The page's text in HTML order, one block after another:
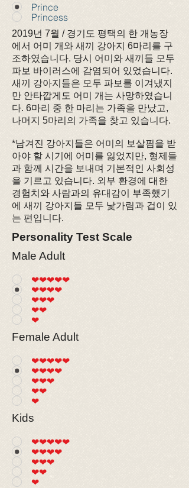
Prince
Princess
Male Adult
Personality Test Scale
Female Adult
Kids
❤❤❤❤❤
❤❤❤❤
❤❤❤
❤❤
❤
❤❤❤❤❤
❤❤❤❤
❤❤❤
❤❤
❤
❤❤❤❤❤
❤❤❤❤
❤❤❤
❤❤
❤
2019년 7월 / 경기도 평택의 한 개농장
에서 어미 개와 새끼 강아지 6마리를 구
조하였습니다. 당시 어미와 새끼들 모두
파보 바이러스에 감염되어 있었습니다.
새끼 강아지들은 모두 파보를 이겨냈지
만 안타깝게도 어미 개는 사망하였습니
다. 6마리 중 한 마리는 가족을 만났고,
나머지 5마리의 가족을 찾고 있습니다.
*남겨진 강아지들은 어미의 보살핌을 받
아야 할 시기에 어미를 잃었지만, 형제들
과 함께 시간을 보내며 기본적인 사회성
을 기르고 있습니다. 외부 환경에 대한
경험치와 사람과의 유대감이 부족했기
에 새끼 강아지들 모두 낯가림과 겁이 있
는 편입니다.